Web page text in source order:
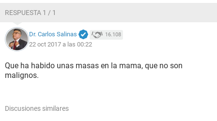
RESPUESTA 1 / 1
Dr. Carlos Salinas 16.108
22 oct 2017 a las 00:22
Que ha habido unas masas en la mama, que no son
malignos.
Discusiones similares